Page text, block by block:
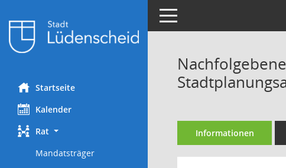
Startseite
Kalender
Rat
Mandatsträger
Toggle navigation
Informationen